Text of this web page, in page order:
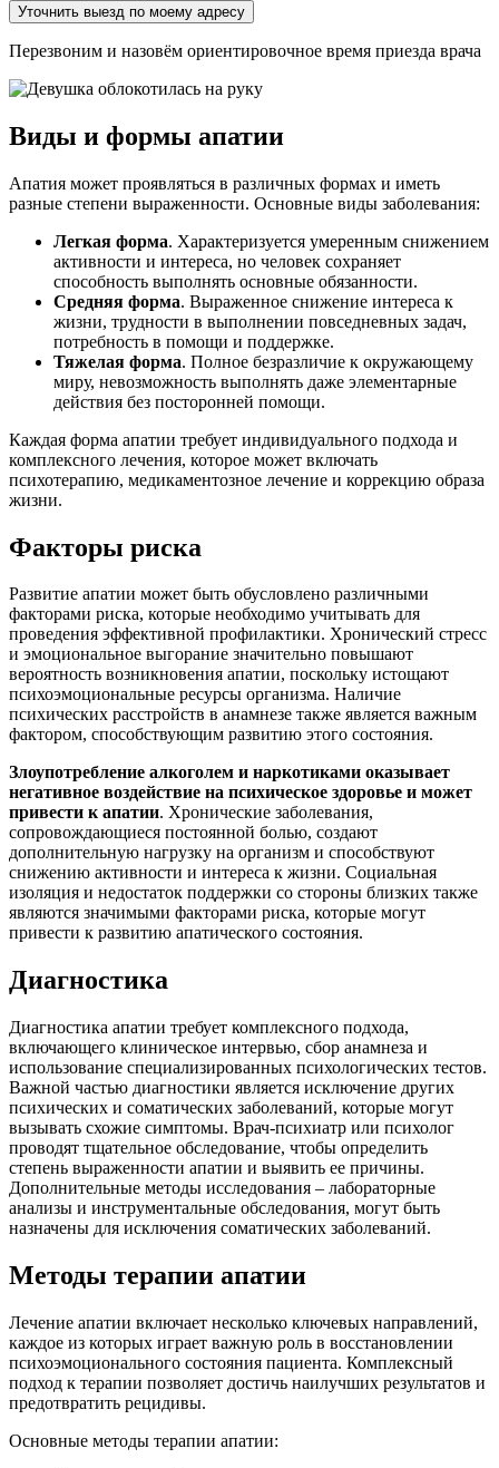
Уточнить выезд по моему адресу
Перезвоним и назовём ориентировочное время приезда врача
Виды и формы апатии
Апатия может проявляться в различных формах и иметь
разные степени выраженности. Основные виды заболевания:
Легкая форма. Характеризуется умеренным снижением
активности и интереса, но человек сохраняет
способность выполнять основные обязанности.
Средняя форма. Выраженное снижение интереса к
жизни, трудности в выполнении повседневных задач,
потребность в помощи и поддержке.
Тяжелая форма. Полное безразличие к окружающему
миру, невозможность выполнять даже элементарные
действия без посторонней помощи.
Каждая форма апатии требует индивидуального подхода и
комплексного лечения, которое может включать
психотерапию, медикаментозное лечение и коррекцию образа
жизни.
Факторы риска
Развитие апатии может быть обусловлено различными
факторами риска, которые необходимо учитывать для
проведения эффективной профилактики. Хронический стресс
и эмоциональное выгорание значительно повышают
вероятность возникновения апатии, поскольку истощают
психоэмоциональные ресурсы организма. Наличие
психических расстройств в анамнезе также является важным
фактором, способствующим развитию этого состояния.
Злоупотребление алкоголем и наркотиками оказывает
негативное воздействие на психическое здоровье и может
привести к апатии. Хронические заболевания,
сопровождающиеся постоянной болью, создают
дополнительную нагрузку на организм и способствуют
снижению активности и интереса к жизни. Социальная
изоляция и недостаток поддержки со стороны близких также
являются значимыми факторами риска, которые могут
привести к развитию апатического состояния.
Диагностика
Диагностика апатии требует комплексного подхода,
включающего клиническое интервью, сбор анамнеза и
использование специализированных психологических тестов.
Важной частью диагностики является исключение других
психических и соматических заболеваний, которые могут
вызывать схожие симптомы. Врач-психиатр или психолог
проводят тщательное обследование, чтобы определить
степень выраженности апатии и выявить ее причины.
Дополнительные методы исследования – лабораторные
анализы и инструментальные обследования, могут быть
назначены для исключения соматических заболеваний.
Методы терапии апатии
Лечение апатии включает несколько ключевых направлений,
каждое из которых играет важную роль в восстановлении
психоэмоционального состояния пациента. Комплексный
подход к терапии позволяет достичь наилучших результатов и
предотвратить рецидивы.
Основные методы терапии апатии: